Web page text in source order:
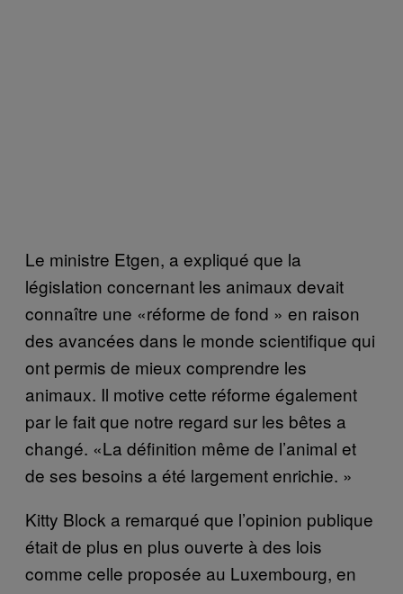
Le ministre Etgen, a expliqué que la
législation concernant les animaux devait
connaître une «réforme de fond » en raison
des avancées dans le monde scientifique qui
ont permis de mieux comprendre les
animaux. Il motive cette réforme également
par le fait que notre regard sur les bêtes a
changé. «La définition même de l’animal et
de ses besoins a été largement enrichie. »
Kitty Block a remarqué que l’opinion publique
était de plus en plus ouverte à des lois
comme celle proposée au Luxembourg, en